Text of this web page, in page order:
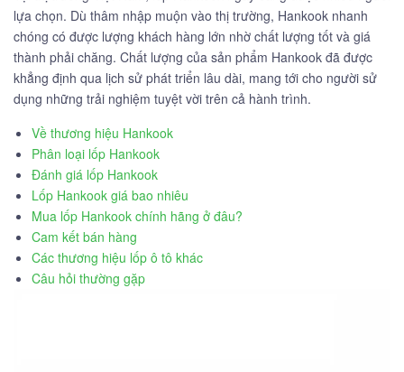
lựa chọn. Dù thâm nhập muộn vào thị trường, Hankook nhanh
chóng có được lượng khách hàng lớn nhờ chất lượng tốt và giá
thành phải chăng. Chất lượng của sản phẩm Hankook đã được
khẳng định qua lịch sử phát triển lâu dài, mang tới cho người sử
dụng những trải nghiệm tuyệt vời trên cả hành trình.
Về thương hiệu Hankook
Phân loại lốp Hankook
Đánh giá lốp Hankook
Lốp Hankook giá bao nhiêu
Mua lốp Hankook chính hãng ở đâu?
Cam kết bán hàng
Các thương hiệu lốp ô tô khác
Câu hỏi thường gặp